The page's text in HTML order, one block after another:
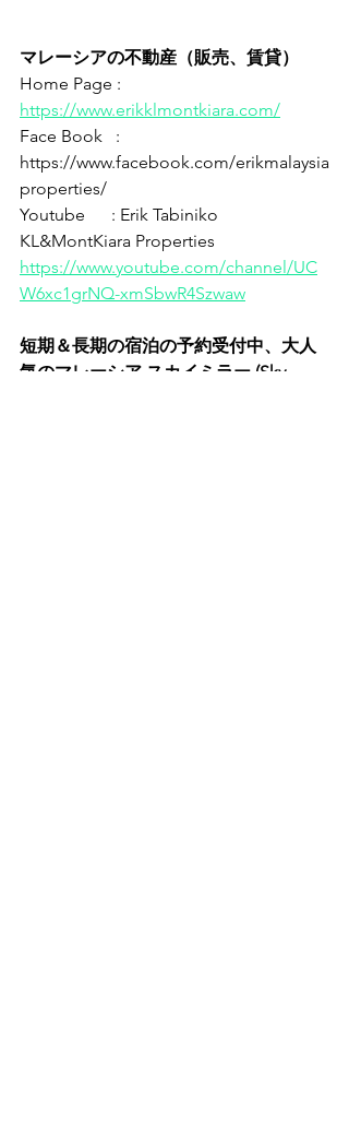
マレーシアの不動産（販売、賃貸）
Home Page :
https://www.erikklmontkiara.com/
Face Book   :
https://www.facebook.com/erikmalaysia
properties/
Youtube      : Erik Tabiniko
KL&MontKiara Properties
https://www.youtube.com/channel/UC
W6xc1grNQ-xmSbwR4Szwaw
短期＆長期の宿泊の予約受付中、大人
気のマレーシア スカイミラー (Sky